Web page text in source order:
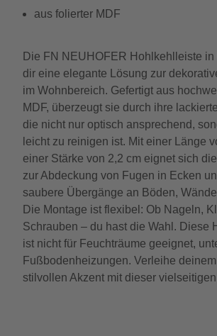
aus folierter MDF
Die FN NEUHOFER Hohlkehlleiste
dir eine elegante Lösung zur
im Wohnbereich. Gefertigt aus
MDF, überzeugt sie durch ihre
die nicht nur optisch ansprechend,
leicht zu reinigen ist. Mit einer Länge
einer Stärke von 2,2 cm eignet sich
zur Abdeckung von Fugen in Ecken
saubere Übergänge an Böden,
Die Montage ist flexibel: Ob Nageln,
Schrauben – du hast die Wahl. Diese
ist nicht für Feuchträume geeignet,
Fußbodenheizungen. Verleihe
stilvollen Akzent mit dieser